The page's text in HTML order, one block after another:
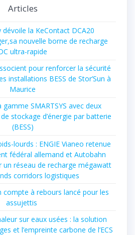
Articles
dévoile la KeContact DCA20
nouvelle borne de recharge
ultra-rapide
pour renforcer la sécurité
installations BESS de Stor’Sun à
Maurice
SMARTSYS avec deux
stockage d’énergie par batterie
(BESS)
lourds : ENGIE Vianeo retenue
fédéral allemand et Autobahn
un réseau de recharge mégawatt
corridors logistiques
compte à rebours lancé pour les
assujettis
sur eaux usées : la solution
et l’empreinte carbone de l’ECS